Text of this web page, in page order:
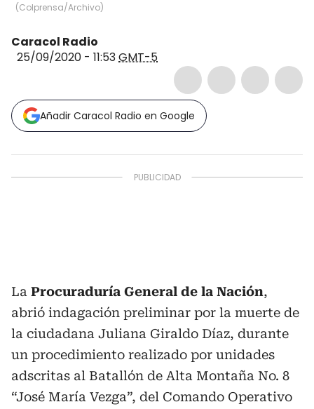
(Colprensa/Archivo)
Caracol Radio
25/09/2020 - 11:53GMT-5
Añadir Caracol Radio en Google
La Procuraduría General de la Nación,
abrió indagación preliminar por la muerte de
la ciudadana Juliana Giraldo Díaz, durante
un procedimiento realizado por unidades
adscritas al Batallón de Alta Montaña No. 8
“José María Vezga”, del Comando Operativo